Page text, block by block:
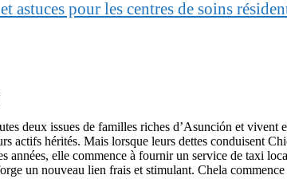
astuces pour les centres de soins
deux issues de familles riches d’Asunción et vivent
actifs hérités. Mais lorsque leurs dettes conduisent
années, elle commence à fournir un service de taxi
un nouveau lien frais et stimulant. Chela